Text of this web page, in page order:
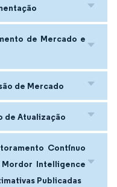
de Mercado e
de Mercado
de Atualização
Contínuo
Intelligence
Publicadas